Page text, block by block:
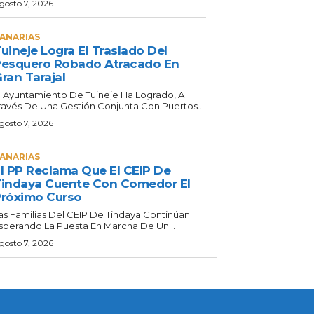
7, 2026
Logra El Traslado Del
Robado Atracado En
Tarajal
Ayuntamiento De Tuineje Ha Logrado, A
De Una Gestión Conjunta Con Puertos...
7, 2026
PP Reclama Que El CEIP De
Cuente Con Comedor El
Curso
Familias Del CEIP De Tindaya Continúan
La Puesta En Marcha De Un...
7, 2026